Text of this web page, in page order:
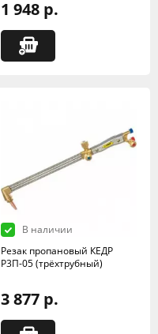
1 948 р.
В наличии
Резак пропановый КЕДР
Р3П-05 (трёхтрубный)
3 877 р.